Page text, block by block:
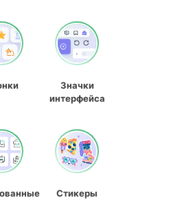
Значки
интерфейса
Стикеры